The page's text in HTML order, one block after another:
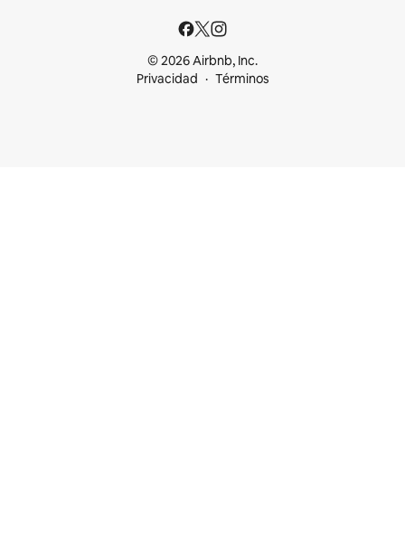
© 2026 Airbnb, Inc.
Privacidad
Términos